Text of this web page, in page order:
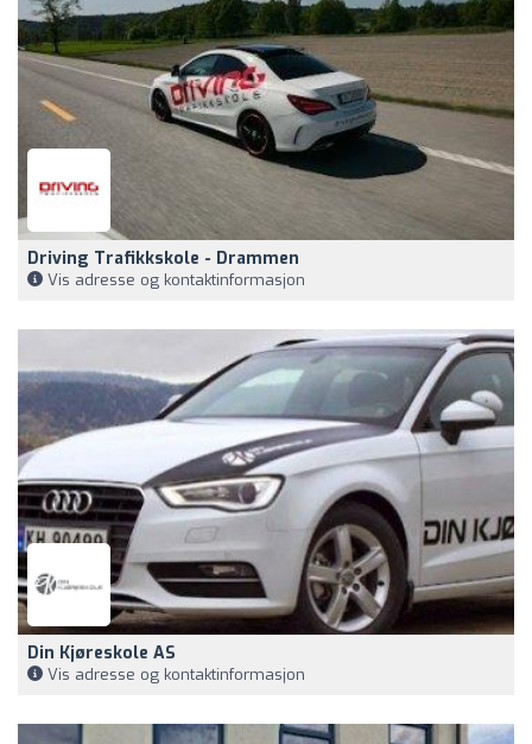
Driving Trafikkskole - Drammen
Vis adresse og kontaktinformasjon
Din Kjøreskole AS
Vis adresse og kontaktinformasjon